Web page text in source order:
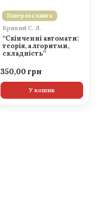
Паперова книга
Кривий С. Л.
“Скінченні автомати:
теорія, алгоритми,
складність”
350,00
У кошик